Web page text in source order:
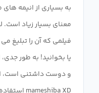
معنای بسیار زیاد است.
فیلمی که آن را تبلیغ می
یا بخوانید! به طور جدی،
و دوست داشتنی است،